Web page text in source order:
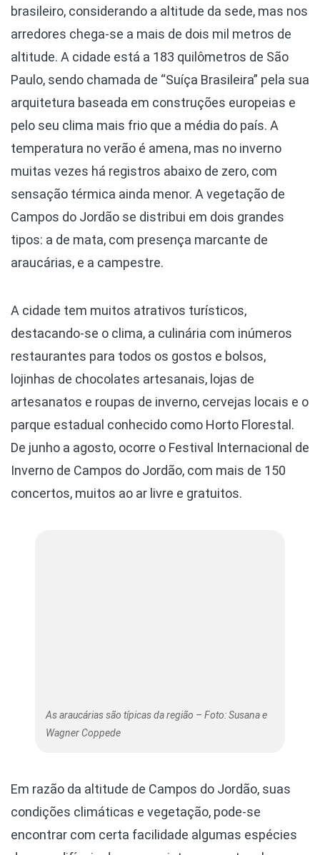
brasileiro, considerando a altitude da sede, mas nos
arredores chega-se a mais de dois mil metros de
altitude. A cidade está a 183 quilômetros de São
Paulo, sendo chamada de “Suíça Brasileira” pela sua
arquitetura baseada em construções europeias e
pelo seu clima mais frio que a média do país. A
temperatura no verão é amena, mas no inverno
muitas vezes há registros abaixo de zero, com
sensação térmica ainda menor. A vegetação de
Campos do Jordão se distribui em dois grandes
tipos: a de mata, com presença marcante de
araucárias, e a campestre.
A cidade tem muitos atrativos turísticos,
destacando-se o clima, a culinária com inúmeros
restaurantes para todos os gostos e bolsos,
lojinhas de chocolates artesanais, lojas de
artesanatos e roupas de inverno, cervejas locais e o
parque estadual conhecido como Horto Florestal.
De junho a agosto, ocorre o Festival Internacional de
Inverno de Campos do Jordão, com mais de 150
concertos, muitos ao ar livre e gratuitos.
As araucárias são típicas da região – Foto: Susana e
Wagner Coppede
Em razão da altitude de Campos do Jordão, suas
condições climáticas e vegetação, pode-se
encontrar com certa facilidade algumas espécies